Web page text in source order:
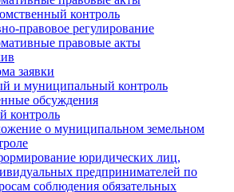
контроль
правовое регулирование
правовые акты
заявки
и муниципальный контроль
обсуждения
контроль
о муниципальном земельном
юридических лиц,
предпринимателей по
соблюдения обязательных